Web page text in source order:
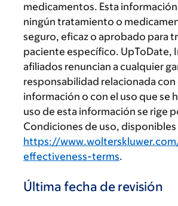
medicamentos. Esta
ningún tratamiento o
seguro, eficaz o aprobado para
paciente específico. UpToDate,
afiliados renuncian a cualquier
responsabilidad relacionada con
información o con el uso que se
uso de esta información se rige
Condiciones de uso, disponibles
https://
effectiveness-terms.
Última fecha de revisión